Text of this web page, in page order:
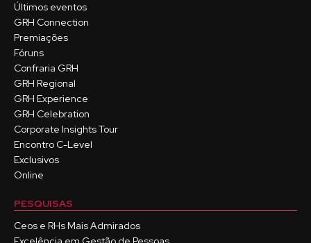
Últimos eventos
GRH Connection
Premiações
Fóruns
Confraria GRH
GRH Regional
GRH Experience
GRH Celebration
Corporate Insights Tour
Encontro C-Level
Exclusivos
Online
PESQUISAS
Ceos e RHs Mais Admirados